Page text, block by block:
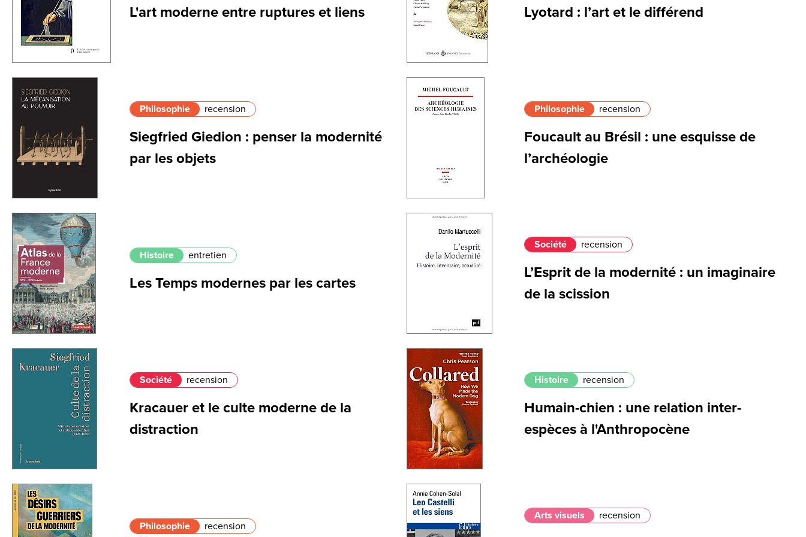
L'art moderne entre ruptures et liens Lyotard : l’art et le différend
Philosophie recension
Siegfried Giedion : penser la modernité
par les objets
Philosophie recension
Foucault au Brésil : une esquisse de
l’archéologie
Histoire entretien
Les Temps modernes par les cartes
Société recension
L’Esprit de la modernité : un imaginaire
de la scission
Société recension
Kracauer et le culte moderne de la
distraction
Histoire recension
Humain-chien : une relation inter-
espèces à l'Anthropocène
Philosophie recension
Arts visuels recension